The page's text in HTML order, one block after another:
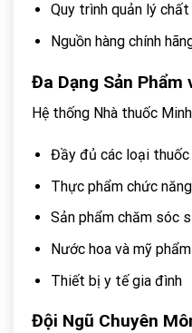
Quy trình quản lý
Nguồn hàng chính
Đa Dạng Sản Phẩm
Hệ thống Nhà thuốc
Đầy đủ các loại thuốc
Thực phẩm chức
Sản phẩm chăm sóc
Nước hoa và mỹ
Thiết bị y tế gia đình
Đội Ngũ Chuyên